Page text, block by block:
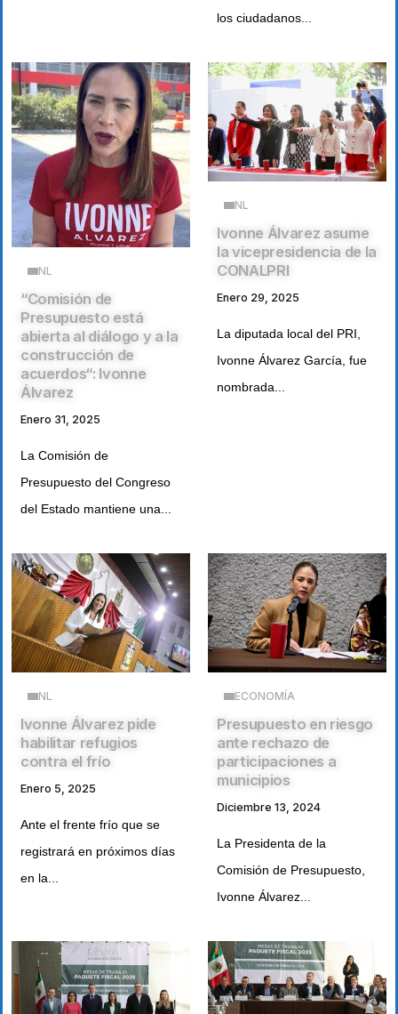
los ciudadanos...
NL
“Comisión de
Presupuesto está
abierta al diálogo y a la
construcción de
acuerdos“: Ivonne
Álvarez
Enero 31, 2025
La Comisión de
Presupuesto del Congreso
del Estado mantiene una...
NL
Ivonne Álvarez asume
la vicepresidencia de la
CONALPRI
Enero 29, 2025
La diputada local del PRI,
Ivonne Álvarez García, fue
nombrada...
NL
Ivonne Álvarez pide
habilitar refugios
contra el frío
Enero 5, 2025
Ante el frente frío que se
registrará en próximos días
en la...
ECONOMÍA
Presupuesto en riesgo
ante rechazo de
participaciones a
municipios
Diciembre 13, 2024
La Presidenta de la
Comisión de Presupuesto,
Ivonne Álvarez...